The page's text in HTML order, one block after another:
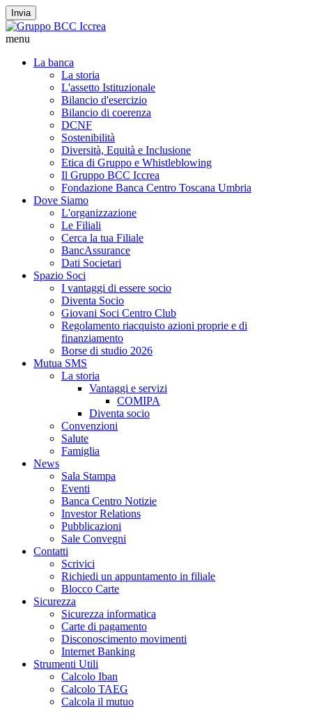
Invia
menu
La banca
La storia
L'assetto Istituzionale
Bilancio d'esercizio
Bilancio di coerenza
DCNF
Sostenibilità
Diversità, Equità e Inclusione
Etica di Gruppo e Whistleblowing
Il Gruppo BCC Iccrea
Fondazione Banca Centro Toscana Umbria
Dove Siamo
L'organizzazione
Le Filiali
Cerca la tua Filiale
BancAssurance
Dati Societari
Spazio Soci
I vantaggi di essere socio
Diventa Socio
Giovani Soci Centro Club
Regolamento riacquisto azioni proprie e di
finanziamento
Borse di studio 2026
Mutua SMS
La storia
Vantaggi e servizi
COMIPA
Diventa socio
Convenzioni
Salute
Famiglia
News
Sala Stampa
Eventi
Banca Centro Notizie
Investor Relations
Pubblicazioni
Sale Convegni
Contatti
Scrivici
Richiedi un appuntamento in filiale
Blocco Carte
Sicurezza
Sicurezza informatica
Carte di pagamento
Disconoscimento movimenti
Internet Banking
Strumenti Utili
Calcolo Iban
Calcolo TAEG
Calcola il mutuo